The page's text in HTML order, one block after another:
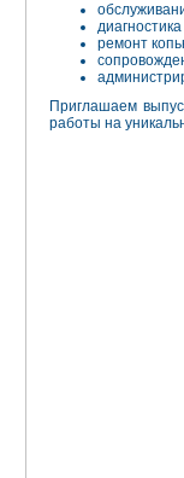
ремонт
Приглашаем
работы на